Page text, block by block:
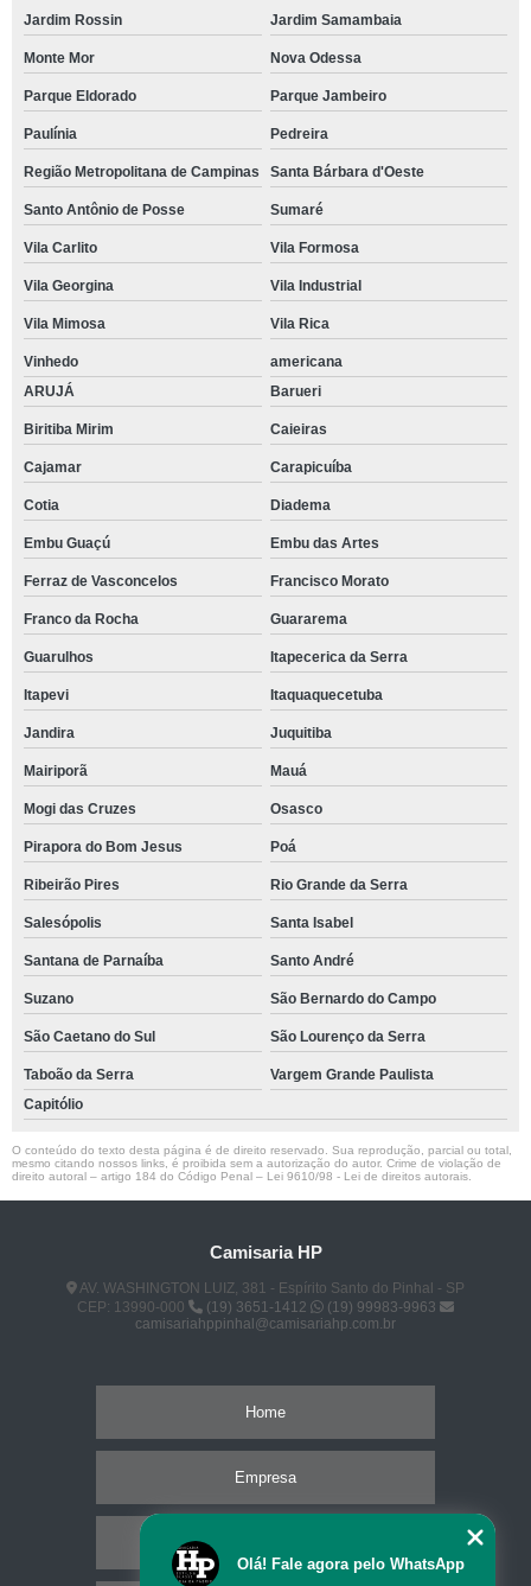
Jardim Rossin Jardim Samambaia
Monte Mor Nova Odessa
Parque Eldorado Parque Jambeiro
Paulínia Pedreira
Região Metropolitana de Campinas Santa Bárbara d'Oeste
Santo Antônio de Posse Sumaré
Vila Carlito Vila Formosa
Vila Georgina Vila Industrial
Vila Mimosa Vila Rica
Vinhedo
americana
ARUJÁ
Barueri
Biritiba Mirim Caieiras
Cajamar Carapicuíba
Cotia Diadema
Embu Guaçú Embu das Artes
Ferraz de Vasconcelos Francisco Morato
Franco da Rocha Guararema
Guarulhos Itapecerica da Serra
Itapevi Itaquaquecetuba
Jandira Juquitiba
Mairiporã Mauá
Mogi das Cruzes Osasco
Pirapora do Bom Jesus Poá
Ribeirão Pires Rio Grande da Serra
Salesópolis Santa Isabel
Santana de Parnaíba Santo André
Suzano São Bernardo do Campo
São Caetano do Sul São Lourenço da Serra
Taboão da Serra
Vargem Grande Paulista
Capitólio
O conteúdo do texto desta página é de direito reservado. Sua reprodução, parcial ou total,
mesmo citando nossos links, é proibida sem a autorização do autor. Crime de violação de
direito autoral – artigo 184 do Código Penal – Lei 9610/98 - Lei de direitos autorais
Camisaria HP
AV. WASHINGTON LUIZ, 381 - Espírito Santo do Pinhal - SP
CEP: 13990-000
(19) 3651-1412
(19) 99983-9963
camisariahppinhal@camisariahp.com.br
Home
Empresa
Olá! Fale agora pelo WhatsApp